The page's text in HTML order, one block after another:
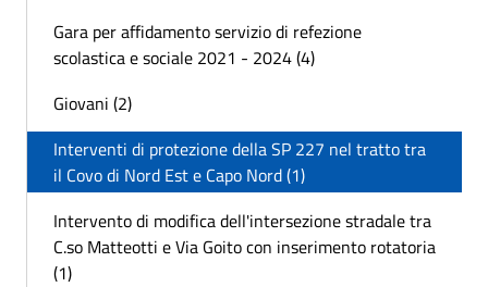
Gara per affidamento servizio di refezione
scolastica e sociale 2021 - 2024 (4)
Giovani (2)
Interventi di protezione della SP 227 nel tratto tra
il Covo di Nord Est e Capo Nord (1)
Intervento di modifica dell'intersezione stradale tra
C.so Matteotti e Via Goito con inserimento rotatoria
(1)